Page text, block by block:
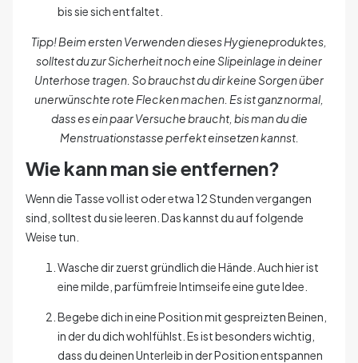
bis sie sich entfaltet.
Tipp! Beim ersten Verwenden dieses Hygieneproduktes,
solltest du zur Sicherheit noch eine Slipeinlage in deiner
Unterhose tragen. So brauchst du dir keine Sorgen über
unerwünschte rote Flecken machen. Es ist ganz normal,
dass es ein paar Versuche braucht, bis man du die
Menstruationstasse perfekt einsetzen kannst.
Wie kann man sie entfernen?
Wenn die Tasse voll ist oder etwa 12 Stunden vergangen
sind, solltest du sie leeren. Das kannst du auf folgende
Weise tun.
Wasche dir zuerst gründlich die Hände. Auch hier ist
eine milde, parfümfreie Intimseife eine gute Idee.
Begebe dich in eine Position mit gespreizten Beinen,
in der du dich wohlfühlst. Es ist besonders wichtig,
dass du deinen Unterleib in der Position entspannen